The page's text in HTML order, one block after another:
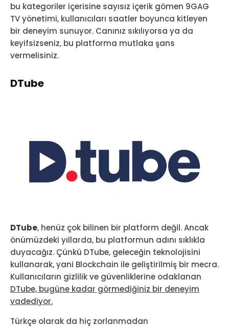
bu kategoriler içerisine sayısız içerik gömen 9GAG
TV yönetimi, kullanıcıları saatler boyunca kitleyen
bir deneyim sunuyor. Canınız sıkılıyorsa ya da
keyifsizseniz, bu platforma mutlaka şans
vermelisiniz.
DTube
DTube, henüz çok bilinen bir platform değil. Ancak
önümüzdeki yıllarda, bu platformun adını sıklıkla
duyacağız. Çünkü DTube, geleceğin teknolojisini
kullanarak, yani Blockchain ile geliştirilmiş bir mecra.
Kullanıcıların gizlilik ve güvenliklerine odaklanan
DTube, bugüne kadar görmediğiniz bir deneyim
vadediyor.
Türkçe olarak da hiç zorlanmadan